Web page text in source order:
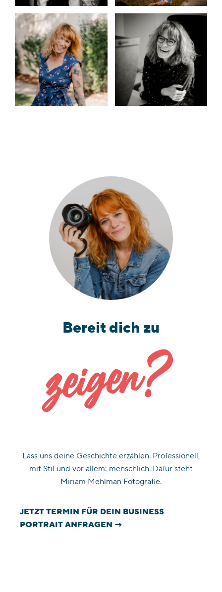
Bereit dich zu
zeigen?
Lass uns deine Geschichte erzählen. Professionell,
mit Stil und vor allem: menschlich. Dafür steht
Miriam Mehlman Fotografie.
JETZT TERMIN FÜR DEIN BUSINESS
PORTRAIT ANFRAGEN →